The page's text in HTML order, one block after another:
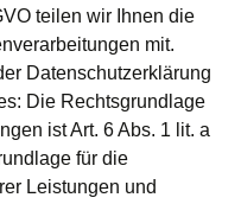
teilen wir Ihnen die
mit.
Datenschutzerklärung
Die Rechtsgrundlage
ist Art. 6 Abs. 1 lit. a
für die
Leistungen und